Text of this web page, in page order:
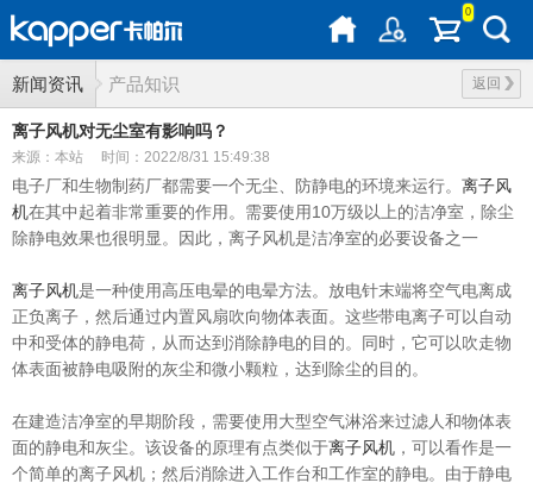
0
新闻资讯 返回
产品知识
离子风机对无尘室有影响吗？
来源：本站 时间：2022/8/31 15:49:38
电子厂和生物制药厂都需要一个无尘、防静电的环境来运行。 离子风
机在其中起着非常重要的作用。需要使用10万级以上的洁净室，除尘
除静电效果也很明显。因此，离子风机是洁净室的必要设备之一
离子风机是一种使用高压电晕的电晕方法。放电针末端将空气电离成
正负离子，然后通过内置风扇吹向物体表面。这些带电离子可以自动
中和受体的静电荷，从而达到消除静电的目的。同时，它可以吹走物
体表面被静电吸附的灰尘和微小颗粒，达到除尘的目的。
在建造洁净室的早期阶段，需要使用大型空气淋浴来过滤人和物体表
面的静电和灰尘。该设备的原理有点类似于离子风机 ，可以看作是一
个简单的离子风机；然后消除进入工作台和工作室的静电。由于静电